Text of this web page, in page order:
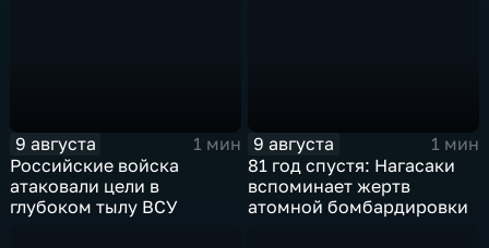
9 августа
1 мин
Российские войска
атаковали цели в
глубоком тылу ВСУ
9 августа
1 мин
81 год спустя: Нагасаки
вспоминает жертв
атомной бомбардировки